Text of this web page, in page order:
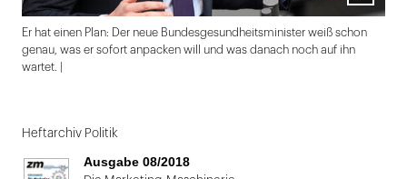
Lightbox
öffnen
Er hat einen Plan: Der neue Bundesgesundheitsminister weiß schon
genau, was er sofort anpacken will und was danach noch auf ihn
wartet. |
1
von
Heftarchiv Politik
Ausgabe 08/2018